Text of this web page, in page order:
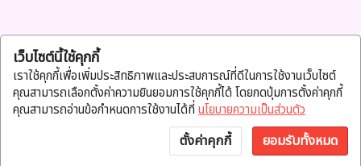
แจ้งโอน บัญชี พูดคุย
เว็บไซต์นี้ใช้คุกกี้
เราใช้คุกกี้เพื่อเพิ่มประสิทธิภาพและประสบการณ์ที่ดีในการใช้งานเว็บไซต์
คุณสามารถเลือกตั้งค่าความยินยอมการใช้คุกกี้ได้ โดยกดปุ่มการตั้งค่าคุกกี้
คุณสามารถอ่านข้อกำหนดการใช้งานได้ที่ นโยบายความเป็นส่วนตัว
ตั้งค่าคุกกี้ ยอมรับทั้งหมด